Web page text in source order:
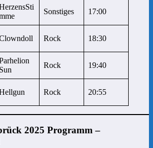
Sonstiges 17:00
Rock 18:30
Sun
Rock 19:40
Rock 20:55
2025 Programm –